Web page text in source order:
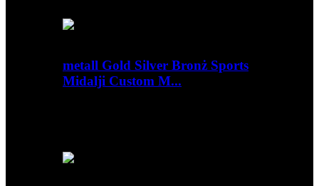
metall Gold Silver Bronż Sports
Midalji Custom M...